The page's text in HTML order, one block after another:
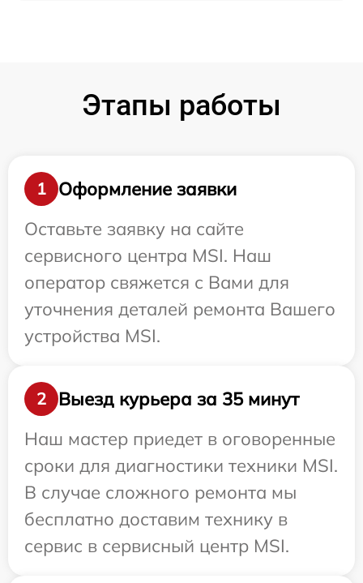
Этапы работы
1
Оформление заявки
Оставьте заявку на сайте
сервисного центра MSI. Наш
оператор свяжется с Вами для
уточнения деталей ремонта Вашего
устройства MSI.
2
Выезд курьера за 35 минут
Наш мастер приедет в оговоренные
сроки для диагностики техники MSI.
В случае сложного ремонта мы
бесплатно доставим технику в
сервис в сервисный центр MSI.